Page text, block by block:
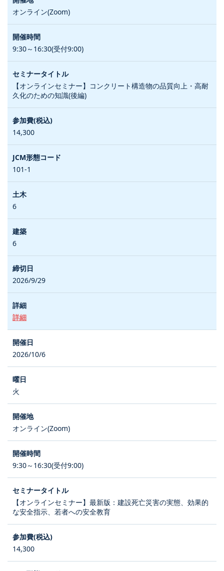
オンライン(Zoom)
9:30～16:30(受付9:00)
【オンラインセミナー】コンクリート構造物の品質向上・高耐
久化のための知識(後編)
14,300
101-1
6
6
2026/9/29
詳細
2026/10/6
火
オンライン(Zoom)
9:30～16:30(受付9:00)
【オンラインセミナー】最新版：建設死亡災害の実態、効果的
な安全指示、若者への安全教育
14,300